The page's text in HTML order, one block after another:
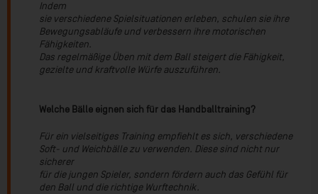
Indem
sie verschiedene Spielsituationen erleben, schulen sie ihre
Bewegungsabläufe und verbessern ihre motorischen
Fähigkeiten.
Das regelmäßige Üben mit dem Ball steigert die Fähigkeit,
gezielte und kraftvolle Würfe auszuführen.
Welche Bälle eignen sich für das Handballtraining?
Für ein vielseitiges Training empfiehlt es sich, verschiedene
Soft- und Weichbälle zu verwenden. Diese sind nicht nur
sicherer
für die jungen Spieler, sondern fördern auch das Gefühl für
den Ball und die richtige Wurftechnik.